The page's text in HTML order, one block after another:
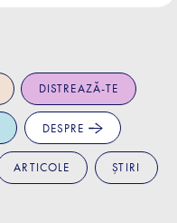
DISTREAZĂ-TE
DESPRE
ARTICOLE ȘTIRI